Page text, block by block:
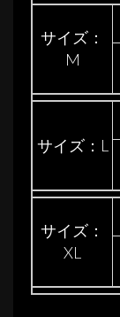
サイズ：
M
サイズ：L
サイズ：
XL